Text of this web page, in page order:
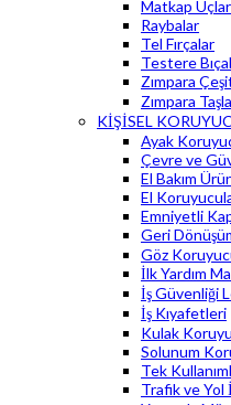
Matkap
Raybalar
Tel Fırçalar
Testere
Zımpara
Zımpara
KİŞİSEL
Ayak
Çevre ve
El Bakım
El
Emniyetli
Geri
Göz
İlk Yardım
İş Güvenliği
İş Kıyafetleri
Kulak
Solunum
Tek
Trafik ve Yol